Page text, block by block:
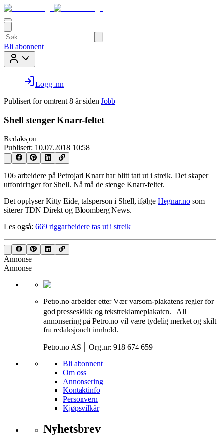
Bli abonnent
Logg inn
Publisert for omtrent 8 år siden|Jobb
Shell stenger Knarr-feltet
Redaksjon
Publisert: 10.07.2018 10:58
106 arbeidere på Petrojarl Knarr har blitt tatt ut i streik. Det skaper
utfordringer for Shell. Nå må de stenge Knarr-feltet.
Det opplyser Kitty Eide, talsperson i Shell, ifølge Hegnar.no som
siterer TDN Direkt og Bloomberg News.
Les også: 669 riggarbeidere tas ut i streik
Annonse
Annonse
Petro.no arbeider etter Vær varsom-plakatens regler for
god presseskikk og tekstreklameplakaten. All
annonsering på Petro.no vil være tydelig merket og skilt
fra redaksjonelt innhold.
Petro.no AS ⎮ Org.nr: 918 674 659
Bli abonnent
Om oss
Annonsering
Kontaktinfo
Personvern
Kjøpsvilkår
Nyhetsbrev